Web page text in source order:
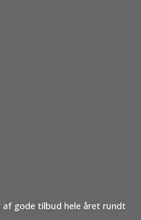
gode tilbud hele året rundt